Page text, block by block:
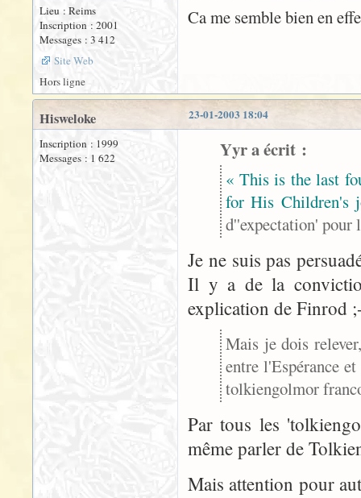
Lieu : Reims
Inscription : 2001
Messages : 3 412
Site Web
Ca me semble bien en
Hors ligne
23-01-2003 18:04
Hisweloke
Inscription : 1999
Messages : 1 622
Yyr a écrit :
« This is the last
for His Children's
d''expectation' pour
Je ne suis pas
Il y a de la
explication de Finrod
Mais je dois
entre l'Espérance
tolkiengolmor
Par tous les
même parler de
Mais attention pour